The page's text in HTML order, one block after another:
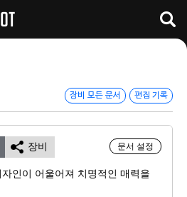
장비 모든 문서 편집 기록
문서 설정
장비
인이 어울어져 치명적인 매력을